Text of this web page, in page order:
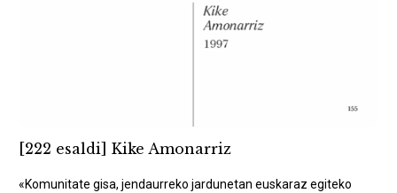
[222 esaldi] Kike Amonarriz
«Komunitate gisa, jendaurreko jardunetan euskaraz egiteko